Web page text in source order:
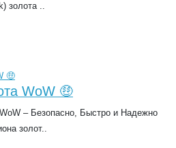
золота ..
WoW 🤑
– Безопасно, Быстро и Надежно
золот..